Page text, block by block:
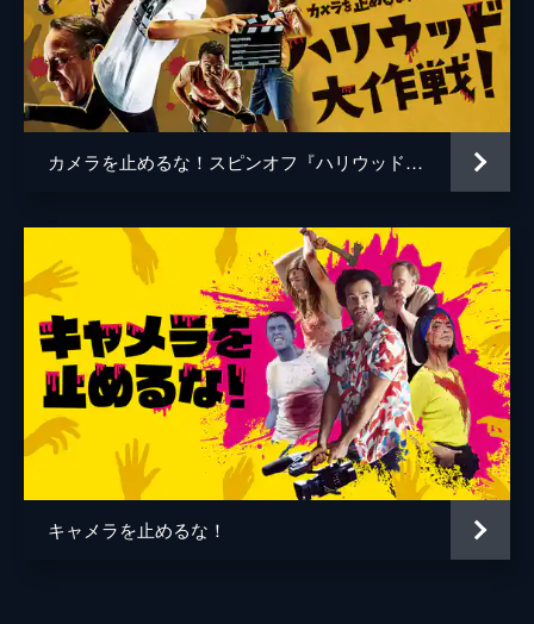
谷口智和 山口友和
藤丸拓哉 藤村拓矢
黒岡大吾 イワゴウサトシ
相田舞 高橋恭子
監督 上田慎一郎
脚本 上田慎一郎
音楽 永井カイル
カメラを止めるな！スピンオフ『ハリウッド大作戦!』
キャメラを止めるな！